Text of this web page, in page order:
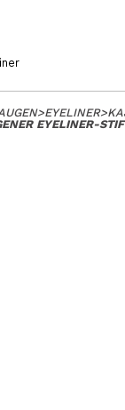
>EYELINER>
EYELINER-